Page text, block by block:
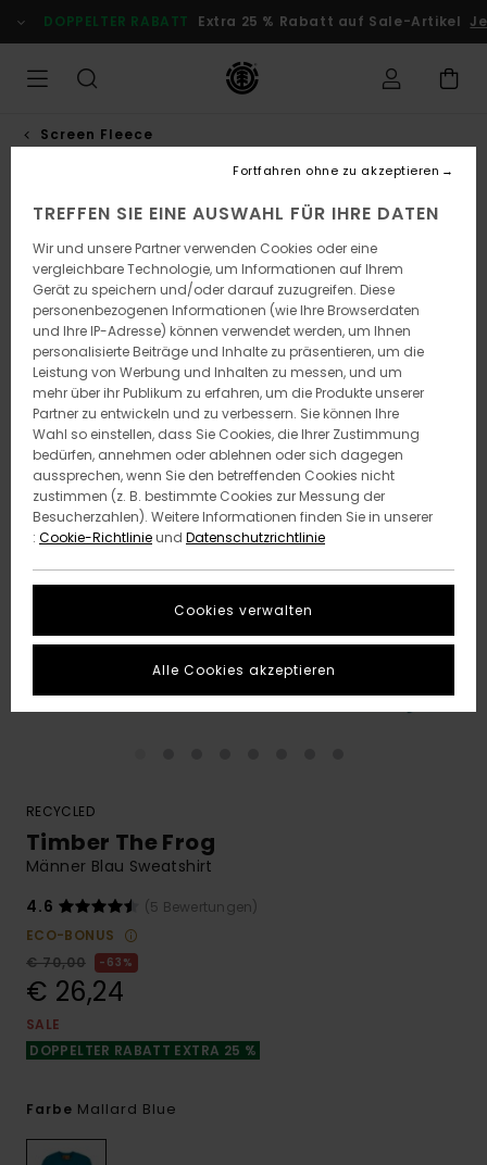
zur
Produktinformation
DOPPELTER RABATT Extra 25 % Rabatt auf Sale-Artikel
Screen Fleece
RECYCLED
Timber The Frog
Männer Blau Sweatshirt
4.6
(5 Bewertungen)
ECO-BONUS
€ 70,00
63%
€ 26,24
SALE
DOPPELTER RABATT EXTRA 25 %
Farbe Mallard Blue
TREFFEN SIE EINE AUSWAHL FÜR IHRE DATEN
Wir und unsere Partner verwenden Cookies oder eine
vergleichbare Technologie, um Informationen auf Ihrem
Gerät zu speichern und/oder darauf zuzugreifen. Diese
personenbezogenen Informationen (wie Ihre Browserdaten
und Ihre IP-Adresse) können verwendet werden, um Ihnen
personalisierte Beiträge und Inhalte zu präsentieren, um die
Leistung von Werbung und Inhalten zu messen, und um
mehr über ihr Publikum zu erfahren, um die Produkte unserer
Partner zu entwickeln und zu verbessern. Sie können Ihre
Wahl so einstellen, dass Sie Cookies, die Ihrer Zustimmung
bedürfen, annehmen oder ablehnen oder sich dagegen
aussprechen, wenn Sie den betreffenden Cookies nicht
zustimmen (z. B. bestimmte Cookies zur Messung der
Besucherzahlen). Weitere Informationen finden Sie in unserer
: Cookie-Richtlinieund Datenschutzrichtlinie
Cookies verwalten
Fortfahren ohne zu akzeptieren
Alle Cookies akzeptieren